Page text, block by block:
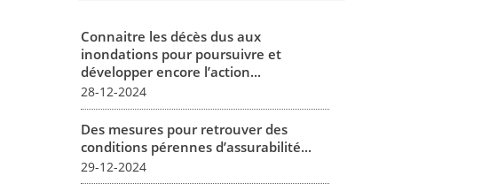
Connaitre les décès dus aux
inondations pour poursuivre et
développer encore l’action...
28-12-2024
Des mesures pour retrouver des
conditions pérennes d’assurabilité...
29-12-2024